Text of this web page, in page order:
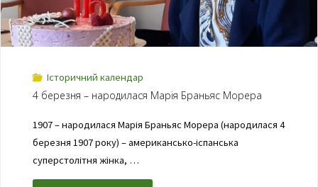
Історичний календар
4 березня – народилася Марія Браньяс Морера
1907 – народилася Марія Браньяс Морера (народилася 4
березня 1907 року) – американсько-іспанська
суперстолітня жінка, …